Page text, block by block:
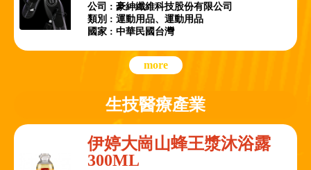
公司 : 豪紳纖維科技股份有限公司
類別 : 運動用品、運動用品
國家 : 中華民國台灣
more
生技醫療產業
伊婷大崗山蜂王漿沐浴露
300ML